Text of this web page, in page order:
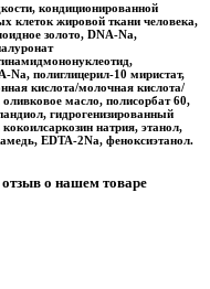
кондиционированной
клеток жировой ткани человека,
золото, DNA-Na,
Na, полиглицерил-10 миристат,
кислота/молочная кислота/
масло, полисорбат 60,
гидрогенизированный
натрия, этанол,
EDTA-2Na, феноксиэтанол.
о нашем товаре